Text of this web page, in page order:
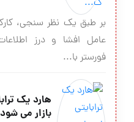
بر طبق یک نظر سنجی،
عامل افشا و درز
فورستر با...
هارد یک
بازار می